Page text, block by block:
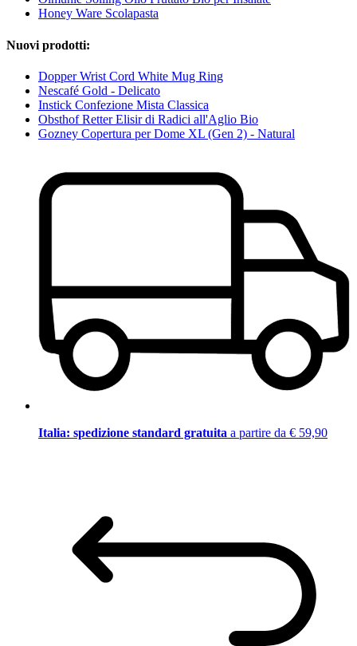
Honey Ware Scolapasta
Nuovi prodotti:
Dopper Wrist Cord White Mug Ring
Nescafé Gold - Delicato
Instick Confezione Mista Classica
Obsthof Retter Elisir di Radici all'Aglio Bio
Gozney Copertura per Dome XL (Gen 2) - Natural
Italia: spedizione standard gratuita a partire da € 59,90